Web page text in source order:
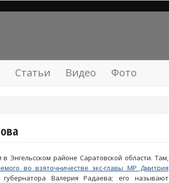
Статьи Видео Фото
Энгельсском районе Саратовской области. Там,
во взяточничестве экс-главы МР Дмитрия
Валерия Радаева; его называют